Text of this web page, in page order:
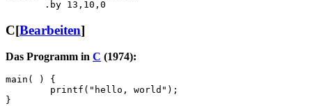
C[Bearbeiten]
Das Programm in C (1974):
main( ) {
        printf("hello, world");